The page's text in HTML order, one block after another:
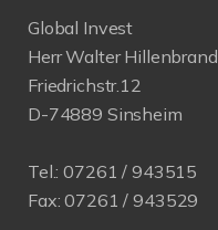
Global Invest
Herr Walter Hillenbrand
Friedrichstr.12
D-74889 Sinsheim
Tel.:07261 / 943515
Fax: 07261 / 943529